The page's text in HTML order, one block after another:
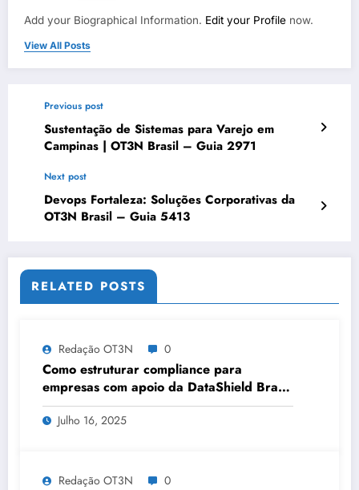
Add your Biographical Information. Edit your Profile now.
View All Posts
Previous post
Sustentação de Sistemas para Varejo em
Campinas | OT3N Brasil – Guia 2971
Next post
Devops Fortaleza: Soluções Corporativas da
OT3N Brasil – Guia 5413
RELATED POSTS
Redação OT3N 0
Como estruturar compliance para
empresas com apoio da DataShield Brasil
em João Pessoa | Série DataShield 078
Julho 16, 2025
Redação OT3N 0